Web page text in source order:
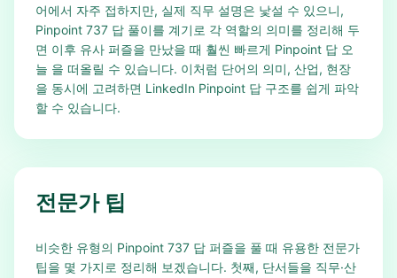
어에서 자주 접하지만, 실제 직무 설명은 낯설 수 있으니,
Pinpoint 737 답 풀이를 계기로 각 역할의 의미를 정리해 두
면 이후 유사 퍼즐을 만났을 때 훨씬 빠르게 Pinpoint 답 오
늘 을 떠올릴 수 있습니다. 이처럼 단어의 의미, 산업, 현장
을 동시에 고려하면 LinkedIn Pinpoint 답 구조를 쉽게 파악
할 수 있습니다.
전문가 팁
비슷한 유형의 Pinpoint 737 답 퍼즐을 풀 때 유용한 전문가
팁을 몇 가지로 정리해 보겠습니다. 첫째, 단서들을 직무·산